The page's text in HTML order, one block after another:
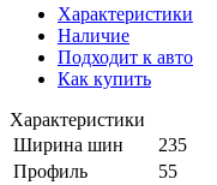
Характеристики
Наличие
Подходит к авто
Как купить
Характеристики
Ширина шин
235
Профиль
55